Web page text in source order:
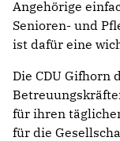
Angehörige
Senioren- und
ist dafür eine
Die CDU Gifhorn
für ihren
für die